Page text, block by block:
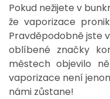
Pokud nežijete v
že vaporizace
Pravděpodobně jste
oblíbené značky
městech objevilo
vaporizace není
námi zůstane!